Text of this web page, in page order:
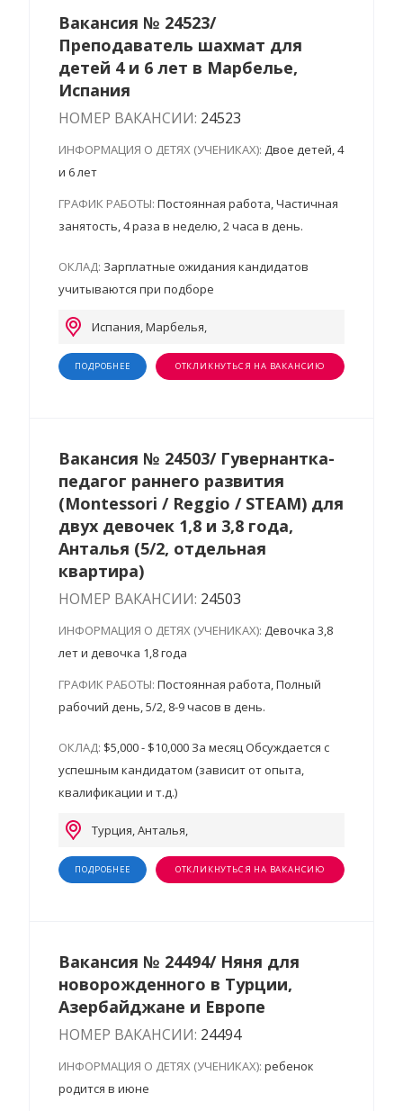
Вакансия № 24523/
Преподаватель шахмат для
детей 4 и 6 лет в Марбелье,
Испания
НОМЕР ВАКАНСИИ: 24523
ИНФОРМАЦИЯ О ДЕТЯХ (УЧЕНИКАХ): Двое детей, 4
и 6 лет
ГРАФИК РАБОТЫ: Постоянная работа, Частичная
занятость, 4 раза в неделю, 2 часа в день.
ОКЛАД: Зарплатные ожидания кандидатов
учитываются при подборе
Испания, Марбелья,
ПОДРОБНЕЕ ОТКЛИКНУТЬСЯ НА ВАКАНСИЮ
Вакансия № 24503/ Гувернантка-
педагог раннего развития
(Montessori / Reggio / STEAM) для
двух девочек 1,8 и 3,8 года,
Анталья (5/2, отдельная
квартира)
НОМЕР ВАКАНСИИ: 24503
ИНФОРМАЦИЯ О ДЕТЯХ (УЧЕНИКАХ): Девочка 3,8
лет и девочка 1,8 года
ГРАФИК РАБОТЫ: Постоянная работа, Полный
рабочий день, 5/2, 8-9 часов в день.
ОКЛАД: $5,000 - $10,000 За месяц Обсуждается с
успешным кандидатом (зависит от опыта,
квалификации и т.д.)
Турция, Анталья,
ПОДРОБНЕЕ ОТКЛИКНУТЬСЯ НА ВАКАНСИЮ
Вакансия № 24494/ Няня для
новорожденного в Турции,
Азербайджане и Европе
НОМЕР ВАКАНСИИ: 24494
ИНФОРМАЦИЯ О ДЕТЯХ (УЧЕНИКАХ): ребенок
родится в июне